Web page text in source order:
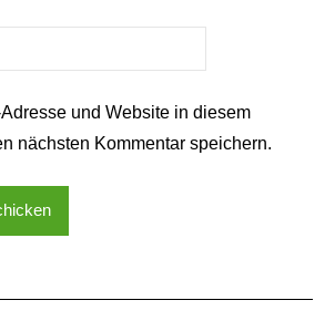
und Website in diesem
nächsten Kommentar speichern.